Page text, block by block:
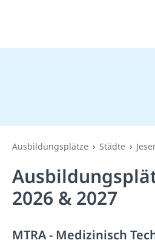
Ausbildungsplätze Städte
2026 & 2027
MTRA - Medizinisch